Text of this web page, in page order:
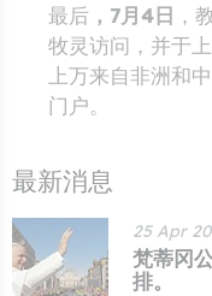
最后 ，7月4日 ，
牧灵访问，并于
上万来自非洲和
门户。
最新消息
25 Apr
梵蒂冈
排。